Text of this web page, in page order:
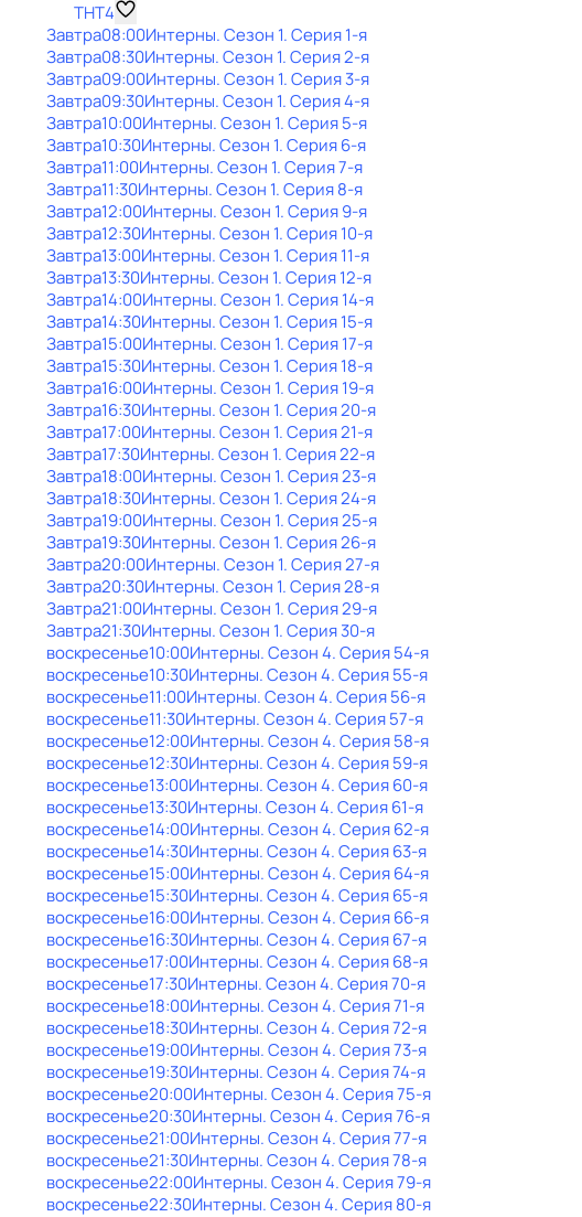
ТНТ4
Завтра08:00Интерны. Сезон 1. Серия 1-я
Завтра08:30Интерны. Сезон 1. Серия 2-я
Завтра09:00Интерны. Сезон 1. Серия 3-я
Завтра09:30Интерны. Сезон 1. Серия 4-я
Завтра10:00Интерны. Сезон 1. Серия 5-я
Завтра10:30Интерны. Сезон 1. Серия 6-я
Завтра11:00Интерны. Сезон 1. Серия 7-я
Завтра11:30Интерны. Сезон 1. Серия 8-я
Завтра12:00Интерны. Сезон 1. Серия 9-я
Завтра12:30Интерны. Сезон 1. Серия 10-я
Завтра13:00Интерны. Сезон 1. Серия 11-я
Завтра13:30Интерны. Сезон 1. Серия 12-я
Завтра14:00Интерны. Сезон 1. Серия 14-я
Завтра14:30Интерны. Сезон 1. Серия 15-я
Завтра15:00Интерны. Сезон 1. Серия 17-я
Завтра15:30Интерны. Сезон 1. Серия 18-я
Завтра16:00Интерны. Сезон 1. Серия 19-я
Завтра16:30Интерны. Сезон 1. Серия 20-я
Завтра17:00Интерны. Сезон 1. Серия 21-я
Завтра17:30Интерны. Сезон 1. Серия 22-я
Завтра18:00Интерны. Сезон 1. Серия 23-я
Завтра18:30Интерны. Сезон 1. Серия 24-я
Завтра19:00Интерны. Сезон 1. Серия 25-я
Завтра19:30Интерны. Сезон 1. Серия 26-я
Завтра20:00Интерны. Сезон 1. Серия 27-я
Завтра20:30Интерны. Сезон 1. Серия 28-я
Завтра21:00Интерны. Сезон 1. Серия 29-я
Завтра21:30Интерны. Сезон 1. Серия 30-я
воскресенье10:00Интерны. Сезон 4. Серия 54-я
воскресенье10:30Интерны. Сезон 4. Серия 55-я
воскресенье11:00Интерны. Сезон 4. Серия 56-я
воскресенье11:30Интерны. Сезон 4. Серия 57-я
воскресенье12:00Интерны. Сезон 4. Серия 58-я
воскресенье12:30Интерны. Сезон 4. Серия 59-я
воскресенье13:00Интерны. Сезон 4. Серия 60-я
воскресенье13:30Интерны. Сезон 4. Серия 61-я
воскресенье14:00Интерны. Сезон 4. Серия 62-я
воскресенье14:30Интерны. Сезон 4. Серия 63-я
воскресенье15:00Интерны. Сезон 4. Серия 64-я
воскресенье15:30Интерны. Сезон 4. Серия 65-я
воскресенье16:00Интерны. Сезон 4. Серия 66-я
воскресенье16:30Интерны. Сезон 4. Серия 67-я
воскресенье17:00Интерны. Сезон 4. Серия 68-я
воскресенье17:30Интерны. Сезон 4. Серия 70-я
воскресенье18:00Интерны. Сезон 4. Серия 71-я
воскресенье18:30Интерны. Сезон 4. Серия 72-я
воскресенье19:00Интерны. Сезон 4. Серия 73-я
воскресенье19:30Интерны. Сезон 4. Серия 74-я
воскресенье20:00Интерны. Сезон 4. Серия 75-я
воскресенье20:30Интерны. Сезон 4. Серия 76-я
воскресенье21:00Интерны. Сезон 4. Серия 77-я
воскресенье21:30Интерны. Сезон 4. Серия 78-я
воскресенье22:00Интерны. Сезон 4. Серия 79-я
воскресенье22:30Интерны. Сезон 4. Серия 80-я